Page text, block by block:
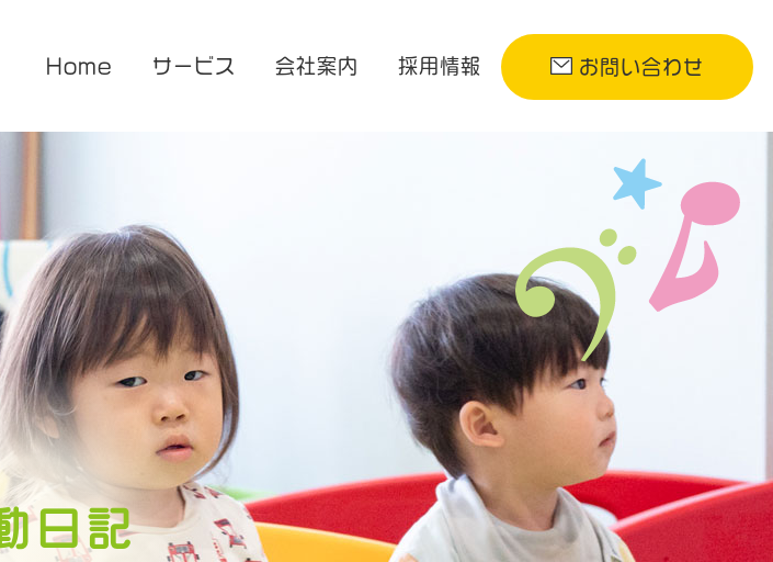
Home サービス
医療的ケア対応型児童発達支援
放課後等デイサービス
あまね
会社案内 採用情報 お問い合わせ
日記